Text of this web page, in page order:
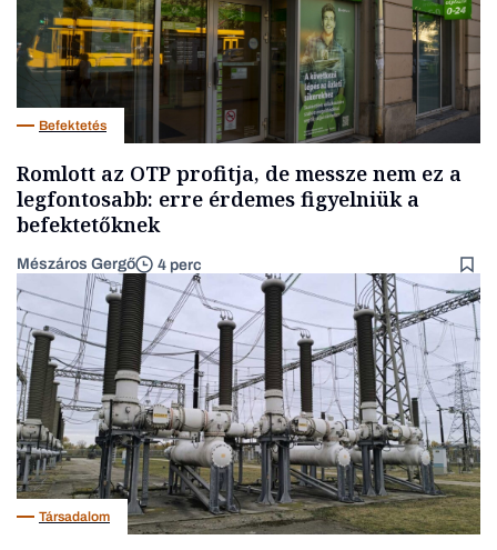
Befektetés
Romlott az OTP profitja, de messze nem ez a
legfontosabb: erre érdemes figyelniük a
befektetőknek
Mészáros Gergő 4 perc
Társadalom